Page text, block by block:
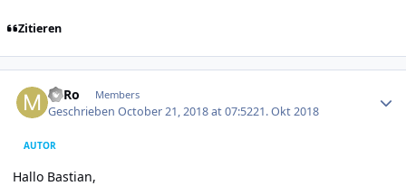
Zitieren
MiRo Members
GeschriebenOctober 21, 2018 at 07:5221. Okt 2018
AUTOR
Hallo Bastian,